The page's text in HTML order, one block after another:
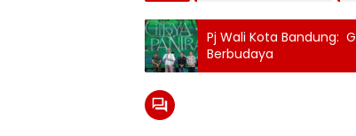
Pj Wali Kota Bandung:
Berbudaya